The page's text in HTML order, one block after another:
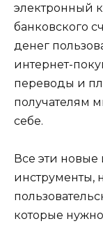
электронный
банковского
денег
интернет-
переводы и
получателям
себе.
Все эти
инструменты,
которые